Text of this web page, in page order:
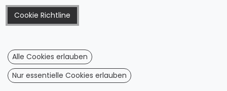
Cookie Richtline
Alle Cookies erlauben
Nur essentielle Cookies erlauben